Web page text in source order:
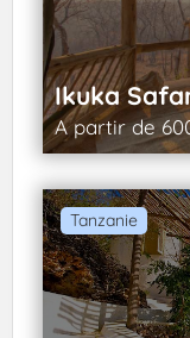
Ikuka
A partir de
Tanzanie